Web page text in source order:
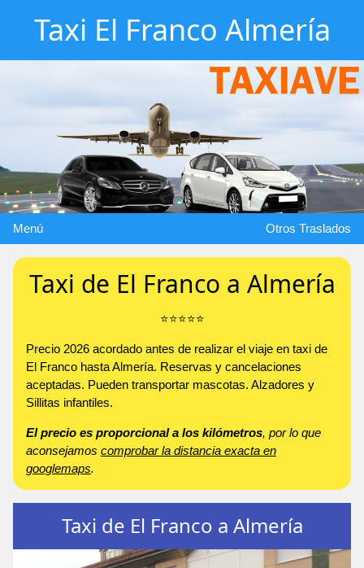
Taxi El Franco Almería
Menú Otros Traslados
Taxi de El Franco a Almería
⭐️⭐️⭐️⭐️⭐️
Precio 2026 acordado antes de realizar el viaje en taxi de
El Franco hasta Almería. Reservas y cancelaciones
aceptadas. Pueden transportar mascotas. Alzadores y
Sillitas infantiles.
El precio es proporcional a los kilómetros, por lo que
aconsejamos comprobar la distancia exacta en
googlemaps.
Taxi de El Franco a Almería